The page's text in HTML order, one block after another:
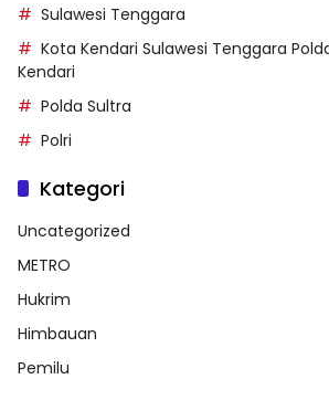
Sulawesi Tenggara
Kota Kendari Sulawesi Tenggara
Kendari
Polda Sultra
Polri
Kategori
Uncategorized
METRO
Hukrim
Himbauan
Pemilu